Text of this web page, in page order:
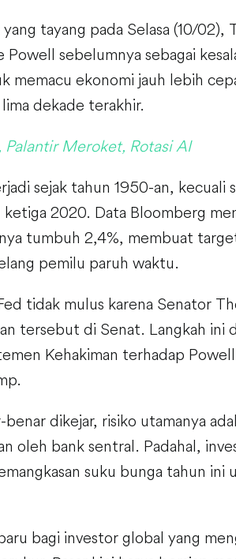
tayang pada Selasa (10/02),
sebelumnya sebagai
memacu ekonomi jauh lebih
dekade terakhir.
Meroket, Rotasi AI
sejak tahun 1950-an, kecuali
2020. Data Bloomberg
tumbuh 2,4%, membuat
pemilu paruh waktu.
tidak mulus karena Senator
tersebut di Senat. Langkah ini
Kehakiman terhadap
dikejar, risiko utamanya
oleh bank sentral. Padahal,
suku bunga tahun ini
bagi investor global yang